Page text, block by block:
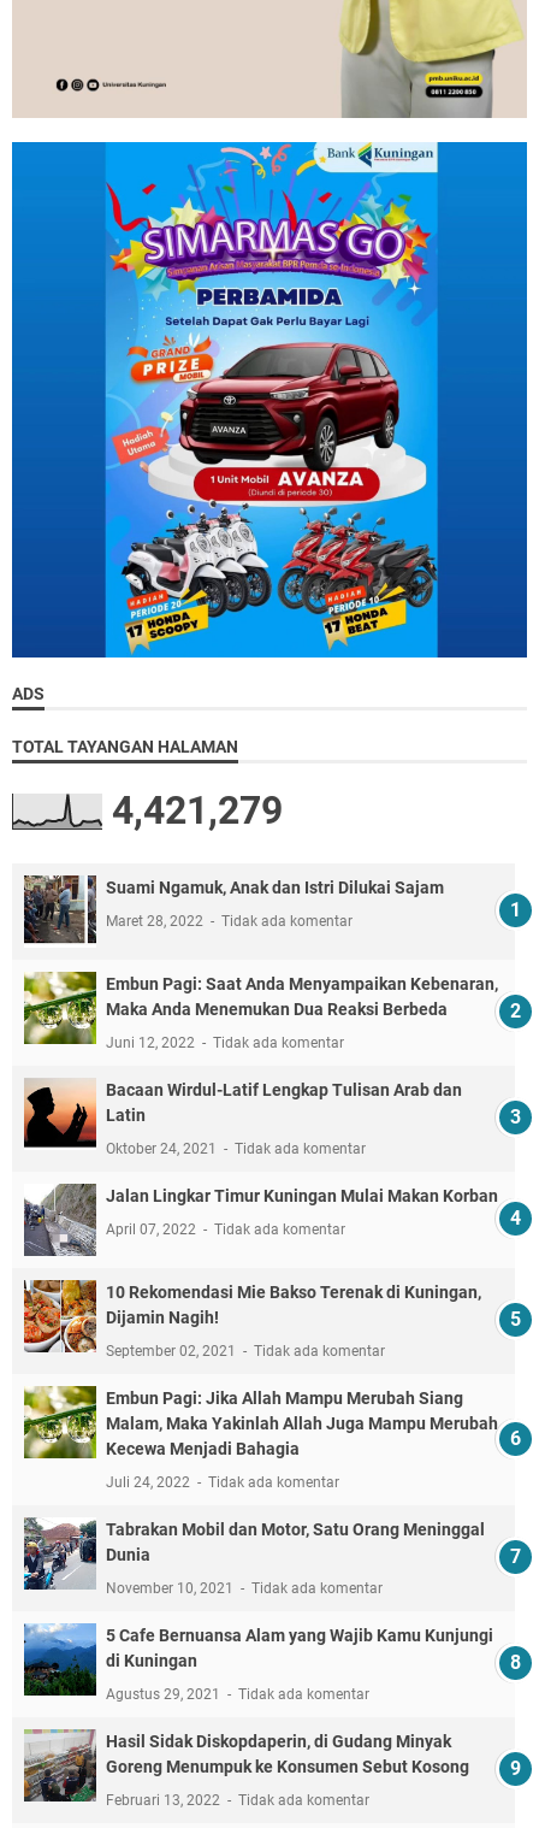
ADS
TOTAL TAYANGAN HALAMAN
4,421,279
Suami Ngamuk, Anak dan Istri Dilukai Sajam
Maret 28, 2022 Tidak ada komentar
Embun Pagi: Saat Anda Menyampaikan Kebenaran,
Maka Anda Menemukan Dua Reaksi Berbeda
Juni 12, 2022 Tidak ada komentar
Bacaan Wirdul-Latif Lengkap Tulisan Arab dan
Latin
Oktober 24, 2021 Tidak ada komentar
Jalan Lingkar Timur Kuningan Mulai Makan Korban
April 07, 2022 Tidak ada komentar
10 Rekomendasi Mie Bakso Terenak di Kuningan,
Dijamin Nagih!
September 02, 2021 Tidak ada komentar
Embun Pagi: Jika Allah Mampu Merubah Siang
Malam, Maka Yakinlah Allah Juga Mampu Merubah
Kecewa Menjadi Bahagia
Juli 24, 2022 Tidak ada komentar
Tabrakan Mobil dan Motor, Satu Orang Meninggal
Dunia
November 10, 2021 Tidak ada komentar
5 Cafe Bernuansa Alam yang Wajib Kamu Kunjungi
di Kuningan
Agustus 29, 2021 Tidak ada komentar
Hasil Sidak Diskopdaperin, di Gudang Minyak
Goreng Menumpuk ke Konsumen Sebut Kosong
Februari 13, 2022 Tidak ada komentar